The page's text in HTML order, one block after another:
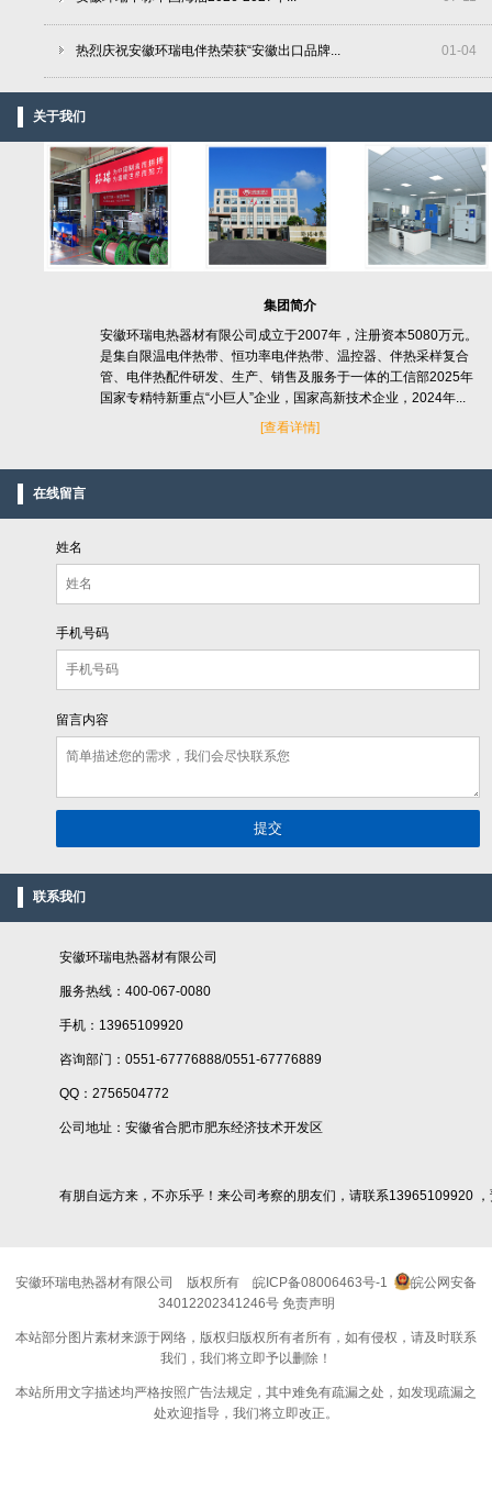
01-04
热烈庆祝安徽环瑞电伴热荣获“安徽出口品牌...
关于我们
集团简介
安徽环瑞电热器材有限公司成立于2007年，注册资本5080万元。
是集自限温电伴热带、恒功率电伴热带、温控器、伴热采样复合
管、电伴热配件研发、生产、销售及服务于一体的工信部2025年
国家专精特新重点“小巨人”企业，国家高新技术企业，2024年...
[查看详情]
在线留言
姓名
手机号码
留言内容
联系我们
安徽环瑞电热器材有限公司
服务热线：400-067-0080
手机：13965109920
咨询部门：0551-67776888/0551-67776889
QQ：2756504772
公司地址：安徽省合肥市肥东经济技术开发区
有朋自远方来，不亦乐乎！来公司考察的朋友们，请联系13965109920
安徽环瑞电热器材有限公司 版权所有 皖ICP备08006463号-1
皖公网安备
34012202341246号 免责声明
本站部分图片素材来源于网络，版权归版权所有者所有，如有侵权，请及时联系
我们，我们将立即予以删除！
本站所用文字描述均严格按照广告法规定，其中难免有疏漏之处，如发现疏漏之
处欢迎指导，我们将立即改正。